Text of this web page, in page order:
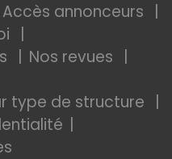
Accès annonceurs
Nos revues
type de structure